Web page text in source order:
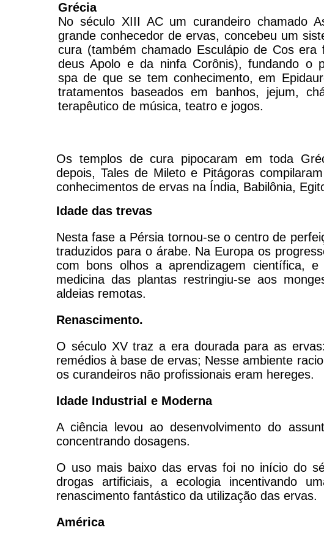
Grécia
No século XIII AC um curandeiro chamado
grande conhecedor de ervas, concebeu um
cura (também chamado Esculápio de Cos era
deus Apolo e da ninfa Corônis), fundando o
spa de que se tem conhecimento, em
tratamentos baseados em banhos, jejum,
terapêutico de música, teatro e jogos.
Os templos de cura pipocaram em toda
depois, Tales de Mileto e Pitágoras
conhecimentos de ervas na Índia, Babilônia,
Idade das trevas
Nesta fase a Pérsia tornou-se o centro de
traduzidos para o árabe. Na Europa os
com bons olhos a aprendizagem científica,
medicina das plantas restringiu-se aos
aldeias remotas.
Renascimento.
O século XV traz a era dourada para as
remédios à base de ervas; Nesse ambiente
os curandeiros não profissionais eram hereges.
Idade Industrial e Moderna
A ciência levou ao desenvolvimento do
concentrando dosagens.
O uso mais baixo das ervas foi no início do
drogas artificiais, a ecologia incentivando
renascimento fantástico da utilização das ervas.
América